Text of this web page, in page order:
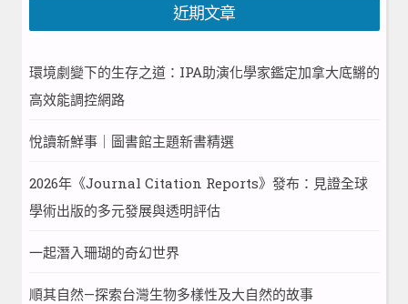
近期文章
環境劇變下的生存之道：IPA助演化學家鑑定加拿大底鱂的
高效能調控網路
悅讀新鮮事｜圖書館主題新書精選
2026年《Journal Citation Reports》發布：見證全球
學術出版的多元發展與透明評估
一起潛入珊瑚的奇幻世界
順其自然—探索台灣生物多樣性及大自然的故事